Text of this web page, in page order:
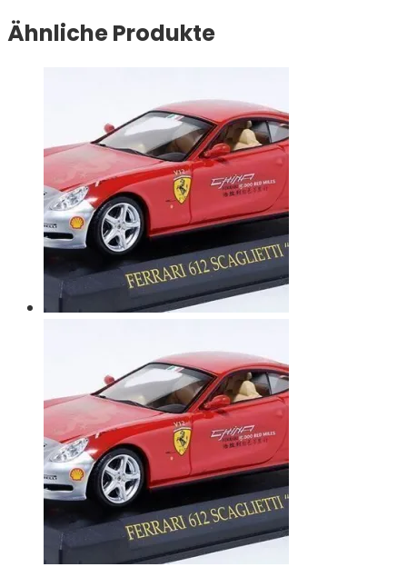
Ähnliche Produkte